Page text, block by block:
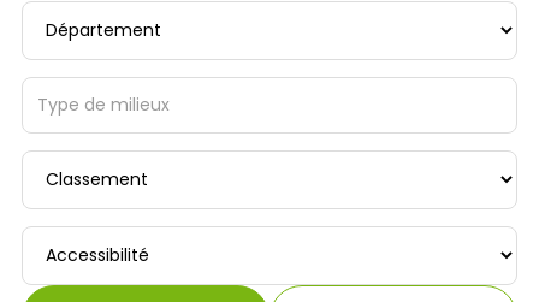
Département
Type de milieux
Classement
Accessibilité